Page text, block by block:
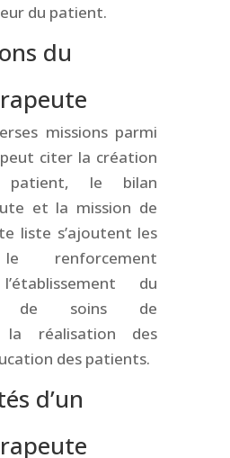
du patient.
du
missions parmi
citer la création
patient, le bilan
et la mission de
liste s’ajoutent les
renforcement
du
de soins de
la réalisation des
des patients.
d’un